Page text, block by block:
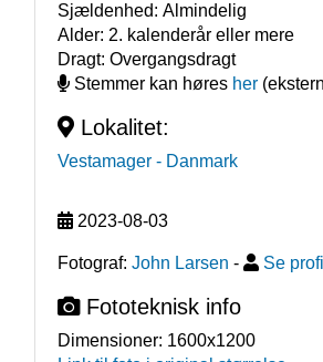
Sjældenhed: Almindelig
Alder: 2. kalenderår eller mere
Dragt: Overgangsdragt
Stemmer kan høres her
Lokalitet:
Vestamager - Danmark
2023-08-03
Fotograf: John Larsen - Se profil
Fototeknisk info
Dimensioner: 1600x1200